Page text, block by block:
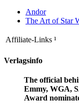
Andor
The Art of Star
Affiliate-Links ¹
Verlagsinfo
The official
Emmy, WGA,
Award